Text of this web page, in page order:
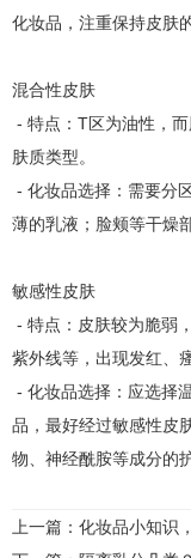
化妆品，注重保持皮肤
混合性皮肤
- 特点：T区为油性，
肤质类型。
- 化妆品选择：需要分
薄的乳液；脸颊等干燥
敏感性皮肤
- 特点：皮肤较为脆弱
紫外线等，出现发红、
- 化妆品选择：应选择
品，最好经过敏感性皮
物、神经酰胺等成分的
上一篇： 化妆品小知识